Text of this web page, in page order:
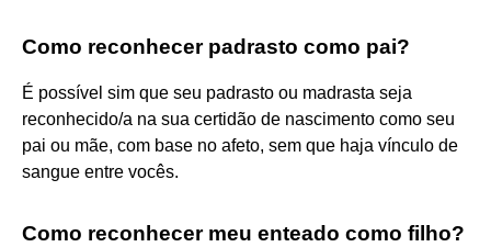
Como reconhecer padrasto como pai?
É possível sim que seu padrasto ou madrasta seja
reconhecido/a na sua certidão de nascimento como seu
pai ou mãe, com base no afeto, sem que haja vínculo de
sangue entre vocês.
Como reconhecer meu enteado como filho?